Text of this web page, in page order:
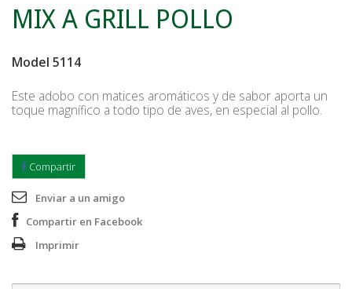
MIX A GRILL POLLO
Model 5114
Este adobo con matices aromáticos y de sabor aporta un
toque magnífico a todo tipo de aves, en especial al pollo.
Compartir
Enviar a un amigo
Compartir en Facebook
Imprimir